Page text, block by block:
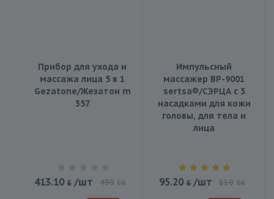
Прибор для ухода и
массажа лица 5 в 1
Gezatone/Жезатон m
357
413.10 /шт 459 BYN
Импульсный
массажер BP-9001
sertsa®/СЭРЦА с 3
насадками для кожи
головы, для тела и
лица
95.20 /шт 119 BYN